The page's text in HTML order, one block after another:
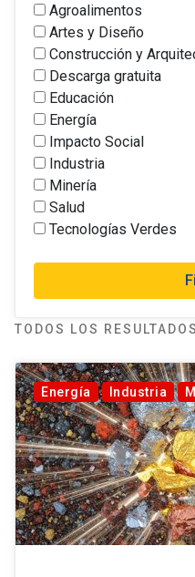
Agroalimentos
Artes y Diseño
Construcción y
Descarga gratuita
Educación
Energía
Impacto Social
Industria
Minería
Salud
Tecnologías Verdes
TODOS LOS RESULTADOS
Energía Industria